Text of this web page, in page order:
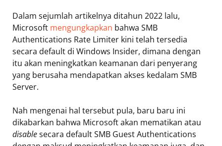
Dalam sejumlah artikelnya ditahun 2022 lalu,
Microsoft mengungkapkan bahwa SMB
Authentications Rate Limiter kini telah tersedia
secara default di Windows Insider, dimana dengan
itu akan meningkatkan keamanan dari penyerang
yang berusaha mendapatkan akses kedalam SMB
Server.
Nah mengenai hal tersebut pula, baru baru ini
dikabarkan bahwa Microsoft akan mematikan atau
disablesecara default SMB Guest Authentications